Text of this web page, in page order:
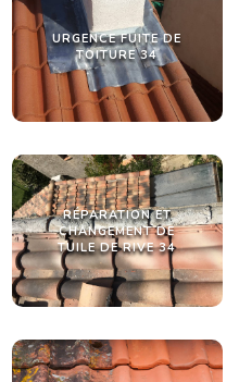
URGENCE FUITE DE
TOITURE 34
RÉPARATION ET
CHANGEMENT DE
TUILE DE RIVE 34